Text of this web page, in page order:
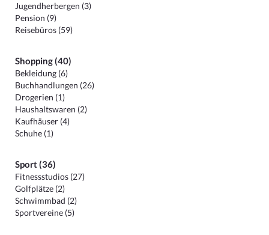
Jugendherbergen (3)
Pension (9)
Reisebüros (59)
Shopping (40)
Bekleidung (6)
Buchhandlungen (26)
Drogerien (1)
Haushaltswaren (2)
Kaufhäuser (4)
Schuhe (1)
Sport (36)
Fitnessstudios (27)
Golfplätze (2)
Schwimmbad (2)
Sportvereine (5)